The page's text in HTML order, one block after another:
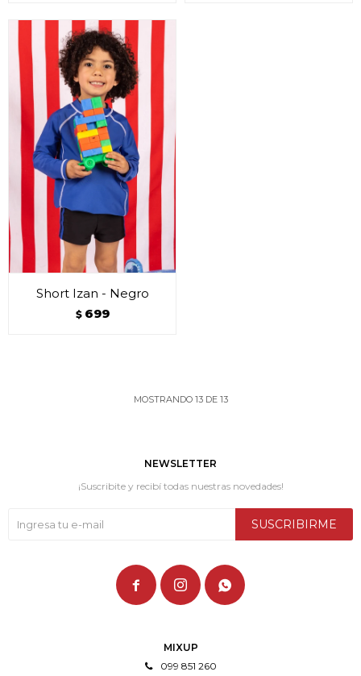
Short Izan - Negro
$ 699
MOSTRANDO 13DE 13
MIXUP
099 851 260
NEWSLETTER
¡Suscribite y recibí todas nuestras novedades!
SUSCRIBIRME
  